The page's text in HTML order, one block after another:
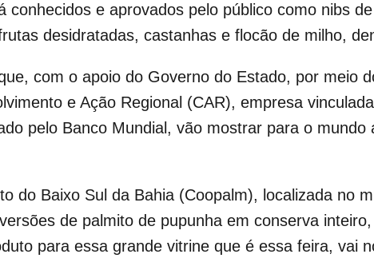
e aprovados pelo público como nibs
desidratadas, castanhas e flocão de milho,
com o apoio do Governo do Estado, por meio
e Ação Regional (CAR), empresa
pelo Banco Mundial, vão mostrar para o mundo
do Baixo Sul da Bahia (Coopalm), localizada no
de palmito de pupunha em conserva
para essa grande vitrine que é essa feira, vai